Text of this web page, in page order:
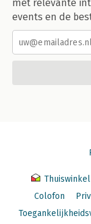
met relevante
events en de
Colofon